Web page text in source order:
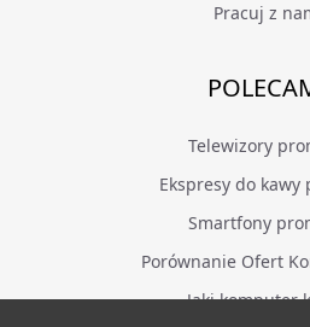
Pracuj z
Telewizory
Ekspresy do kawy
Smartfony
Porównanie Ofert
Jaki komputer